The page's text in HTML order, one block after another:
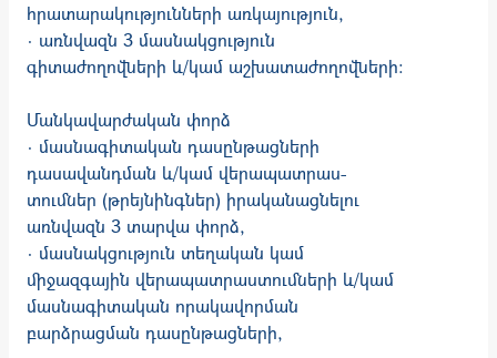
հրատարակու­թյունների առկայություն,
· առնվազն 3 մասնակցություն
գիտաժողովների և/կամ աշխա­տաժողովների։
Մանկավարժական փորձ
· մասնագիտական դասընթացների
դասավանդման և/կամ վերապատրաս­
տումներ (թրեյնինգներ) իրականացնելու
առնվազն 3 տարվա փորձ,
· մասնակցություն տեղական կամ
միջազգային վերապատրաստումների և/կամ
մասնագիտական որակավորման
բարձրացման դասընթացների,